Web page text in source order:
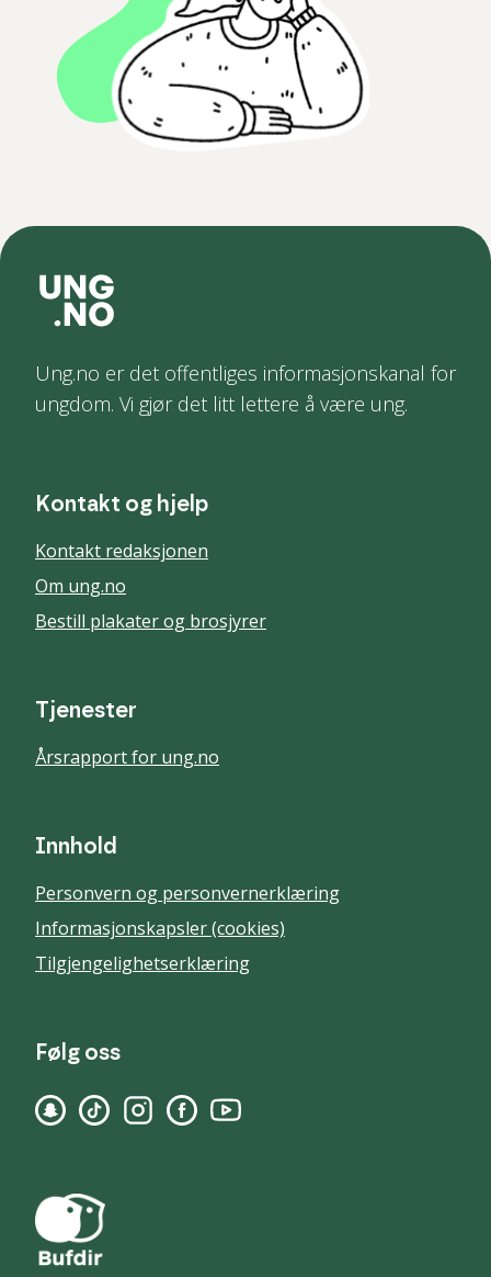
Ung.no er det offentliges informasjonskanal for
ungdom. Vi gjør det litt lettere å være ung.
Kontakt og hjelp
Kontakt redaksjonen
Om ung.no
Bestill plakater og brosjyrer
Tjenester
Årsrapport for ung.no
Innhold
Personvern og personvernerklæring
Informasjonskapsler (cookies)
Tilgjengelighetserklæring
Følg oss